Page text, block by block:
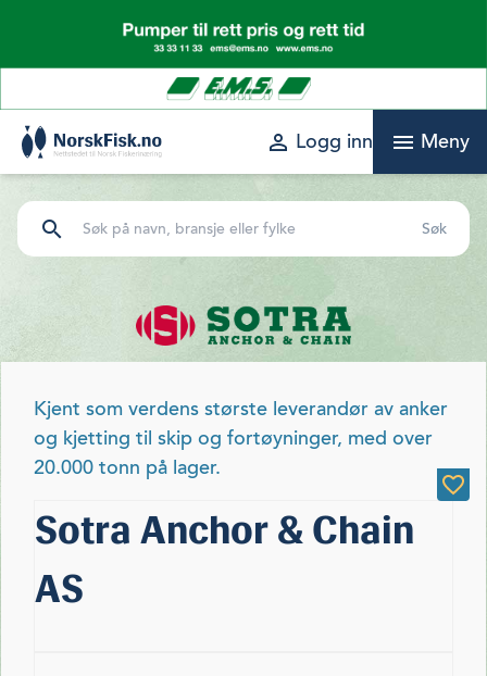
content
perm_identity Logg inn menu Meny
search
Kjent som verdens største leverandør av anker
og kjetting til skip og fortøyninger, med over
20.000 tonn på lager.
Sotra Anchor & Chain
AS